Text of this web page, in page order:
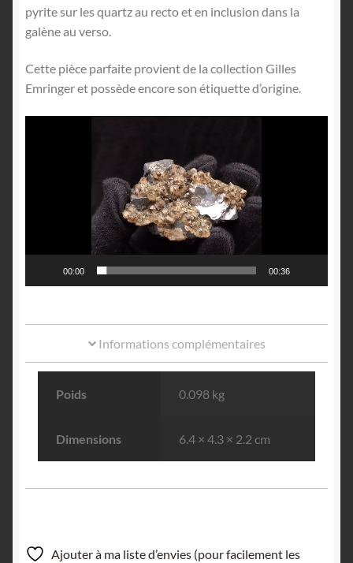
pyrite sur les quartz au recto et en inclusion dans la
galène au verso.
Cette pièce parfaite provient de la collection Gilles
Emringer et possède encore son étiquette d’origine.
00:00 00:36
Informations complémentaires
Poids 0.098 kg
Dimensions 6.4 × 4.3 × 2.2 cm
Ajouter à ma liste d’envies (pour facilement les